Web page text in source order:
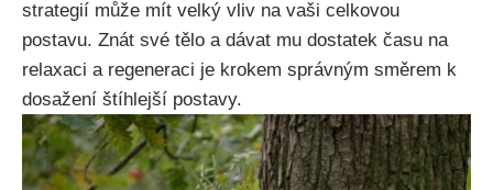
strategií ⁣může⁤ mít velký vliv‍ na vaši celkovou
postavu. Znát své tělo a dávat ⁤mu dostatek ⁤času na​
relaxaci ⁣a regeneraci je krokem správným směrem k
dosažení​ štíhlejší⁢ postavy.